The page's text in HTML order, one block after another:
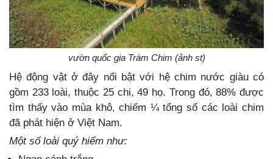
vườn quốc gia Tràm Chim (ảnh st)
Hệ động vật ở đây nổi bật với hệ chim nước giàu có
gồm 233 loài, thuộc 25 chi, 49 họ. Trong đó, 88% được
tìm thấy vào mùa khô, chiếm ¼ tổng số các loài chim
đã phát hiện ở Việt Nam.
Một số loài quý hiếm như: